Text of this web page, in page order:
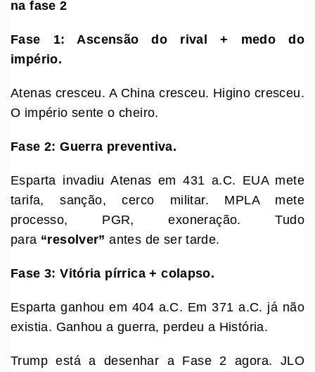
na fase 2
Fase 1: Ascensão do rival + medo do
império.
Atenas cresceu. A China cresceu. Higino cresceu.
O império sente o cheiro.
Fase 2: Guerra preventiva.
Esparta invadiu Atenas em 431 a.C. EUA mete
tarifa, sanção, cerco militar. MPLA mete
processo, PGR, exoneração. Tudo
para “resolver”antes de ser tarde.
Fase 3: Vitória pírrica + colapso.
Esparta ganhou em 404 a.C. Em 371 a.C. já não
existia. Ganhou a guerra, perdeu a História.
Trump está a desenhar a Fase 2 agora. JLO